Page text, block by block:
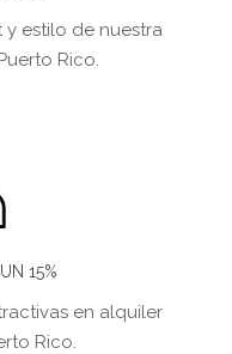
estilo de nuestra
Rico.
15%
en alquiler
Rico.